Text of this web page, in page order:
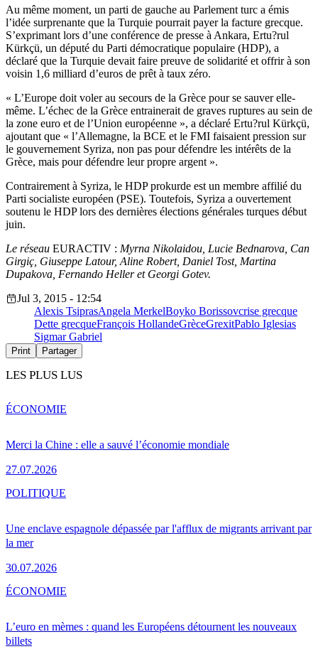
Au même moment, un parti de gauche au Parlement turc a émis
l’idée surprenante que la Turquie pourrait payer la facture grecque.
S’exprimant lors d’une conférence de presse à Ankara, Ertu?rul
Kürkçü, un député du Parti démocratique populaire (HDP), a
déclaré que la Turquie devait faire preuve de solidarité et offrir à son
voisin 1,6 milliard d’euros de prêt à taux zéro.
« L’Europe doit voler au secours de la Grèce pour se sauver elle-
même. L’échec de la Grèce entrainerait de graves ruptures au sein de
la zone euro et de l’Union européenne », a déclaré Ertu?rul Kürkçü,
ajoutant que « l’Allemagne, la BCE et le FMI faisaient pression sur
le gouvernement Syriza, non pas pour défendre les intérêts de la
Grèce, mais pour défendre leur propre argent ».
Contrairement à Syriza, le HDP prokurde est un membre affilié du
Parti socialiste européen (PSE). Toutefois, Syriza a ouvertement
soutenu le HDP lors des dernières élections générales turques début
juin.
Le réseau EURACTIV : Myrna Nikolaidou, Lucie Bednarova, Can
Girgiç, Giuseppe Latour, Aline Robert, Daniel Tost, Martina
Dupakova, Fernando Heller et Georgi Gotev.
Jul 3, 2015 - 12:54
Alexis TsiprasAngela MerkelBoyko Borissovcrise grecque
Dette grecqueFrançois HollandeGrèceGrexitPablo Iglesias
Sigmar Gabriel
Print Partager
LES PLUS LUS
Merci la Chine : elle a sauvé l’économie mondiale
27.07.2026
ÉCONOMIE
Une enclave espagnole dépassée par l'afflux de migrants arrivant par
la mer
30.07.2026
POLITIQUE
L’euro en mèmes : quand les Européens détournent les nouveaux
billets
ÉCONOMIE